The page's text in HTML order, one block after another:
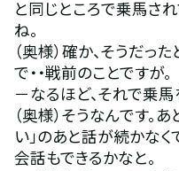
と同じところで乗馬さ
ね。
（奥様）確か、そうだっ
で・・戦前のことですが。
－なるほど、それで乗
（奥様）そうなんです。
い」のあと話が続かな
会話もできるかなと。